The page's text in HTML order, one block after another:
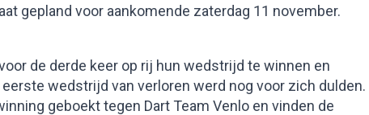
gepland voor aankomende zaterdag 11 november.
de derde keer op rij hun wedstrijd te winnen en
wedstrijd van verloren werd nog voor zich dulden.
geboekt tegen Dart Team Venlo en vinden de